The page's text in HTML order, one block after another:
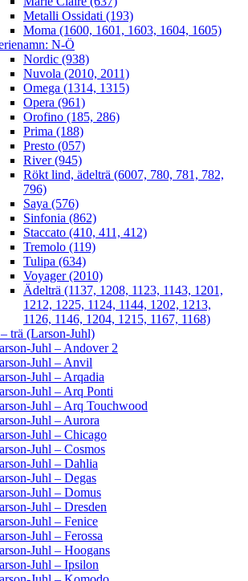
Metalli Ossidati (193)
Moma (1600, 1601, 1603, 1604, 1605)
N-Ö
Nordic (938)
Nuvola (2010, 2011)
Omega (1314, 1315)
Opera (961)
Orofino (185, 286)
Prima (188)
Presto (057)
River (945)
Rökt lind, ädelträ (6007, 780, 781, 782,
796)
Saya (576)
Sinfonia (862)
Staccato (410, 411, 412)
Tremolo (119)
Tulipa (634)
Voyager (2010)
Ädelträ (1137, 1208, 1123, 1143, 1201,
1212, 1225, 1124, 1144, 1202, 1213,
1126, 1146, 1204, 1215, 1167, 1168)
trä (Larson-Juhl)
Juhl – Andover 2
Juhl – Anvil
Juhl – Arqadia
Juhl – Arq Ponti
Juhl – Arq Touchwood
Juhl – Aurora
Juhl – Chicago
Juhl – Cosmos
Juhl – Dahlia
Juhl – Degas
Juhl – Domus
Juhl – Dresden
Juhl – Fenice
Juhl – Ferossa
Juhl – Hoogans
Juhl – Ipsilon